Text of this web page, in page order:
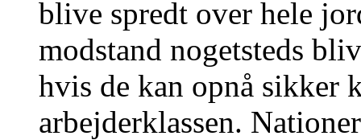
blive spredt over hele
modstand nogetsteds
hvis de kan opnå sikker
arbejderklassen.